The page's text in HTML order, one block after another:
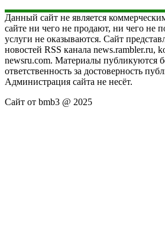
Данный сайт не является
сайте ни чего не продают, ни чего не
услуги не оказываются. Сайт
новостей RSS канала news.rambler.ru,
newsru.com. Материалы публикуются
ответственность за достоверность
Администрация сайта не несёт.
Сайт от bmb3 @ 2025